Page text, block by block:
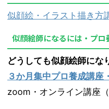
似顔絵・イラスト描き方
似顔絵師になるには・プロ
どうしても似顔絵師にな
３か月集中プロ養成講座
zoom・オンライン講座（